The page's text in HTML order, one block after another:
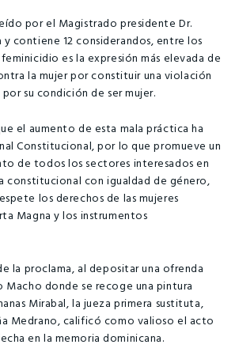
por el Magistrado presidente Dr.
y contiene 12 considerandos, entre los
es la expresión más elevada de
la mujer por constituir una violación
su condición de ser mujer.
el aumento de esta mala práctica ha
Constitucional, por lo que promueve un
de todos los sectores interesados en
constitucional con igualdad de género,
los derechos de las mujeres
Magna y los instrumentos
la proclama, al depositar una ofrenda
Macho donde se recoge una pintura
Mirabal, la jueza primera sustituta,
Medrano, calificó como valioso el acto
en la memoria dominicana.